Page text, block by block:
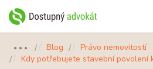
●●● Blog
Právo nemovitostí
Kdy potřebujete stavební povolení